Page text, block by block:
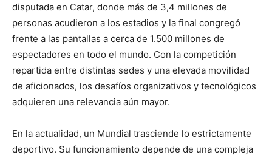
disputada en Catar, donde más de 3,4 millones de
personas acudieron a los estadios y la final congregó
frente a las pantallas a cerca de 1.500 millones de
espectadores en todo el mundo. Con la competición
repartida entre distintas sedes y una elevada movilidad
de aficionados, los desafíos organizativos y tecnológicos
adquieren una relevancia aún mayor.
En la actualidad, un Mundial trasciende lo estrictamente
deportivo. Su funcionamiento depende de una compleja